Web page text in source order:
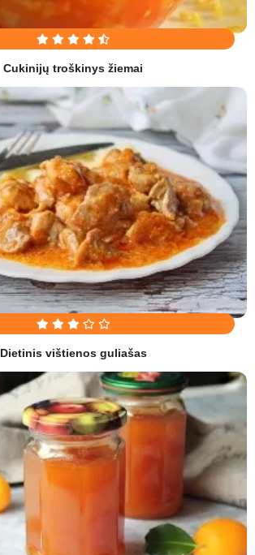
Cukinijų troškinys žiemai
Dietinis vištienos guliašas